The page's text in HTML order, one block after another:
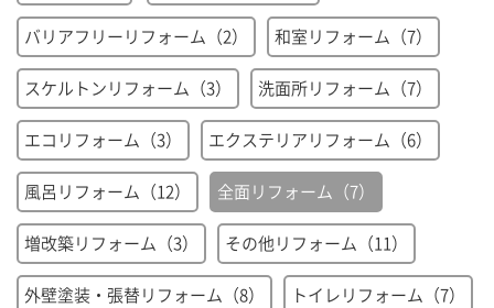
バリアフリーリフォーム（2） 和室リフォーム（7）
スケルトンリフォーム（3） 洗面所リフォーム（7）
エコリフォーム（3） エクステリアリフォーム（6）
風呂リフォーム（12） 全面リフォーム（7）
増改築リフォーム（3） その他リフォーム（11）
外壁塗装・張替リフォーム（8） トイレリフォーム（7）